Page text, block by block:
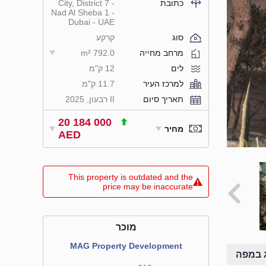
במפה
כתובת
City, District 7 -
Nad Al Sheba 1 -
Dubai - UAE
סוג
קרקע
מרחב מחייה
792.0 m²
לים
12 ק"מ
למרכז העיר
11.7 ק"מ
תאריך סיום
II רבעון, 2025
מחיר
20 184 000
AED
This property is outdated and the
price may be inaccurate
מוכר
MAG Property Development